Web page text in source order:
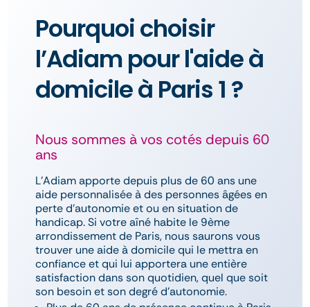
Pourquoi choisir
l’Adiam pour l'aide à
domicile à Paris 1 ?
Nous sommes à vos cotés depuis 60
ans
L’Adiam apporte depuis plus de 60 ans une
aide personnalisée à des personnes âgées en
perte d’autonomie et ou en situation de
handicap. Si votre aîné habite le 9ème
arrondissement de Paris, nous saurons vous
trouver une aide à domicile qui le mettra en
confiance et qui lui apportera une entière
satisfaction dans son quotidien, quel que soit
son besoin et son degré d’autonomie.